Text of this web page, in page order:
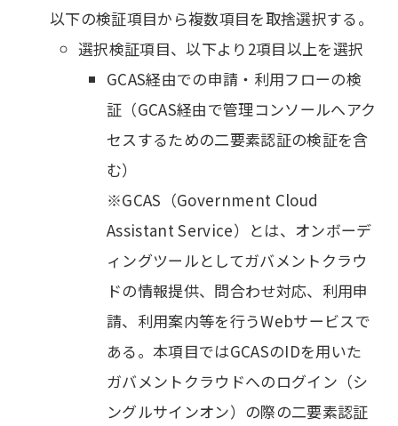
以下の検証項目から複数項目を取捨選択する。
選択検証項目、以下より2項目以上を選択
GCAS経由での申請・利用フローの検
証（GCAS経由で管理コンソールへアク
セスするための二要素認証の検証を含
む）
※GCAS（Government Cloud
Assistant Service）とは、オンボーデ
ィングツールとしてガバメントクラウ
ドの情報提供、問合わせ対応、利用申
請、利用案内等を行うWebサービスで
ある。本項目ではGCASのIDを用いた
ガバメントクラウドへのログイン（シ
ングルサインオン）の際の二要素認証